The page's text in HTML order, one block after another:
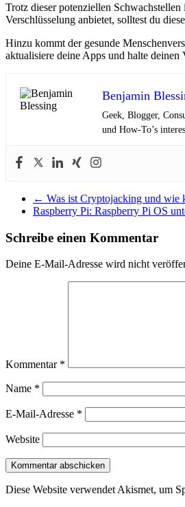
Trotz dieser potenziellen
Verschlüsselung anbietet, solltest du
Hinzu kommt der gesunde
aktualisiere deine Apps und halte deinen
Benjamin
Geek, Blogger,
und How-To’s
← Was ist Cryptojacking und wie
Raspberry Pi: Raspberry Pi OS
Schreibe einen Kommentar
Deine E-Mail-Adresse wird nicht
Kommentar *
Name *
E-Mail-Adresse *
Website
Diese Website verwendet Akismet, um